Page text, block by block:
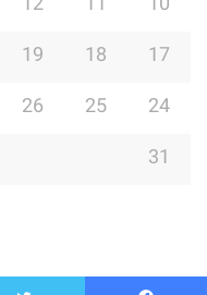
17
18
19
24
25
26
31